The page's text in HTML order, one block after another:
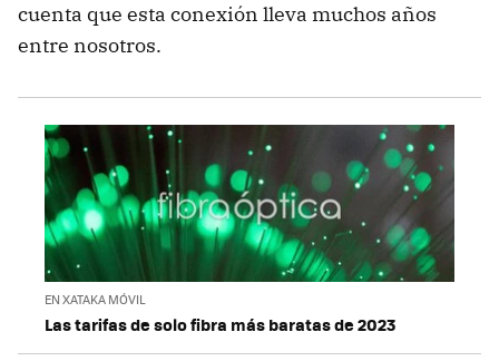
cuenta que esta conexión lleva muchos años
entre nosotros.
EN XATAKA MÓVIL
Las tarifas de solo fibra más baratas de 2023